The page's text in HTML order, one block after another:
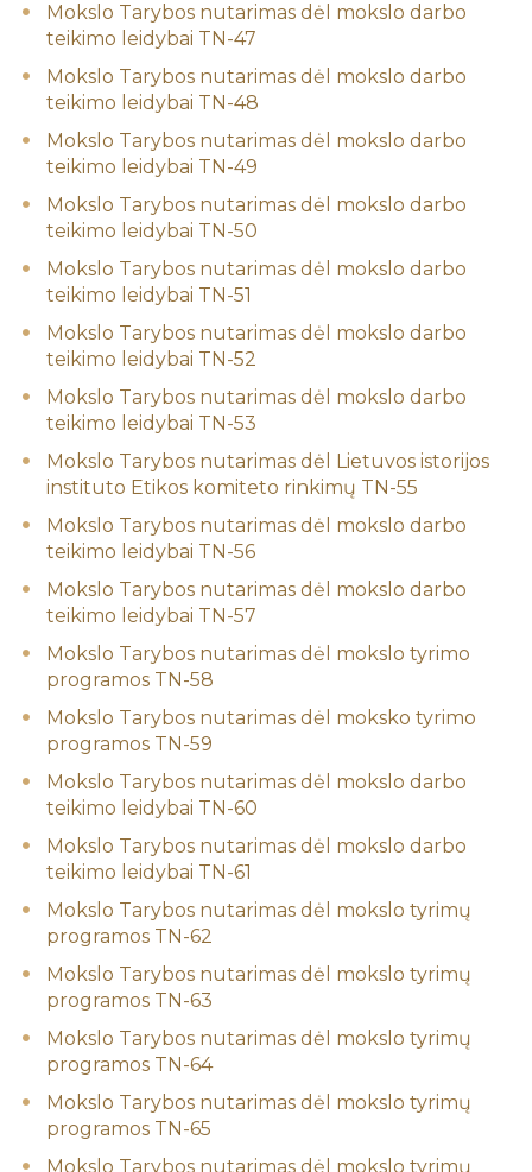
Mokslo Tarybos nutarimas dėl mokslo darbo
teikimo leidybai TN-47
Mokslo Tarybos nutarimas dėl mokslo darbo
teikimo leidybai TN-48
Mokslo Tarybos nutarimas dėl mokslo darbo
teikimo leidybai TN-49
Mokslo Tarybos nutarimas dėl mokslo darbo
teikimo leidybai TN-50
Mokslo Tarybos nutarimas dėl mokslo darbo
teikimo leidybai TN-51
Mokslo Tarybos nutarimas dėl mokslo darbo
teikimo leidybai TN-52
Mokslo Tarybos nutarimas dėl mokslo darbo
teikimo leidybai TN-53
Mokslo Tarybos nutarimas dėl Lietuvos istorijos
instituto Etikos komiteto rinkimų TN-55
Mokslo Tarybos nutarimas dėl mokslo darbo
teikimo leidybai TN-56
Mokslo Tarybos nutarimas dėl mokslo darbo
teikimo leidybai TN-57
Mokslo Tarybos nutarimas dėl mokslo tyrimo
programos TN-58
Mokslo Tarybos nutarimas dėl moksko tyrimo
programos TN-59
Mokslo Tarybos nutarimas dėl mokslo darbo
teikimo leidybai TN-60
Mokslo Tarybos nutarimas dėl mokslo darbo
teikimo leidybai TN-61
Mokslo Tarybos nutarimas dėl mokslo tyrimų
programos TN-62
Mokslo Tarybos nutarimas dėl mokslo tyrimų
programos TN-63
Mokslo Tarybos nutarimas dėl mokslo tyrimų
programos TN-64
Mokslo Tarybos nutarimas dėl mokslo tyrimų
programos TN-65
Mokslo Tarybos nutarimas dėl mokslo tyrimų